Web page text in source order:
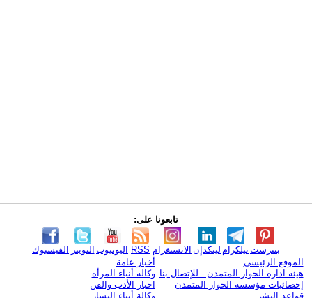
تابعونا على:
الفيسبوك التويتر اليوتيوب RSS الانستغرام لينكدإن تيلكرامبنترست
الموقع الرئيسي
هيئة ادارة الحوار المتمدن - للإتصال بنا
إحصائيات مؤسسة الحوار المتمدن
قواعد النشر
أخبار عامة
وكالة أنباء المرأة
اخبار الأدب والفن
وكالة أنباء اليسار